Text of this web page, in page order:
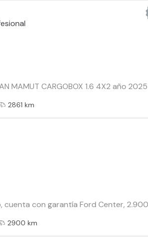
MAMUT CARGOBOX 1.6 4X2
2861 km
con garantía Ford Center,
2900 km